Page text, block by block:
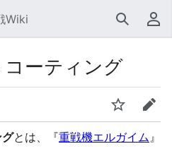
Wiki 検索 利
ーティング
ウォッチ編集
とは、『重戦機エルガイム』